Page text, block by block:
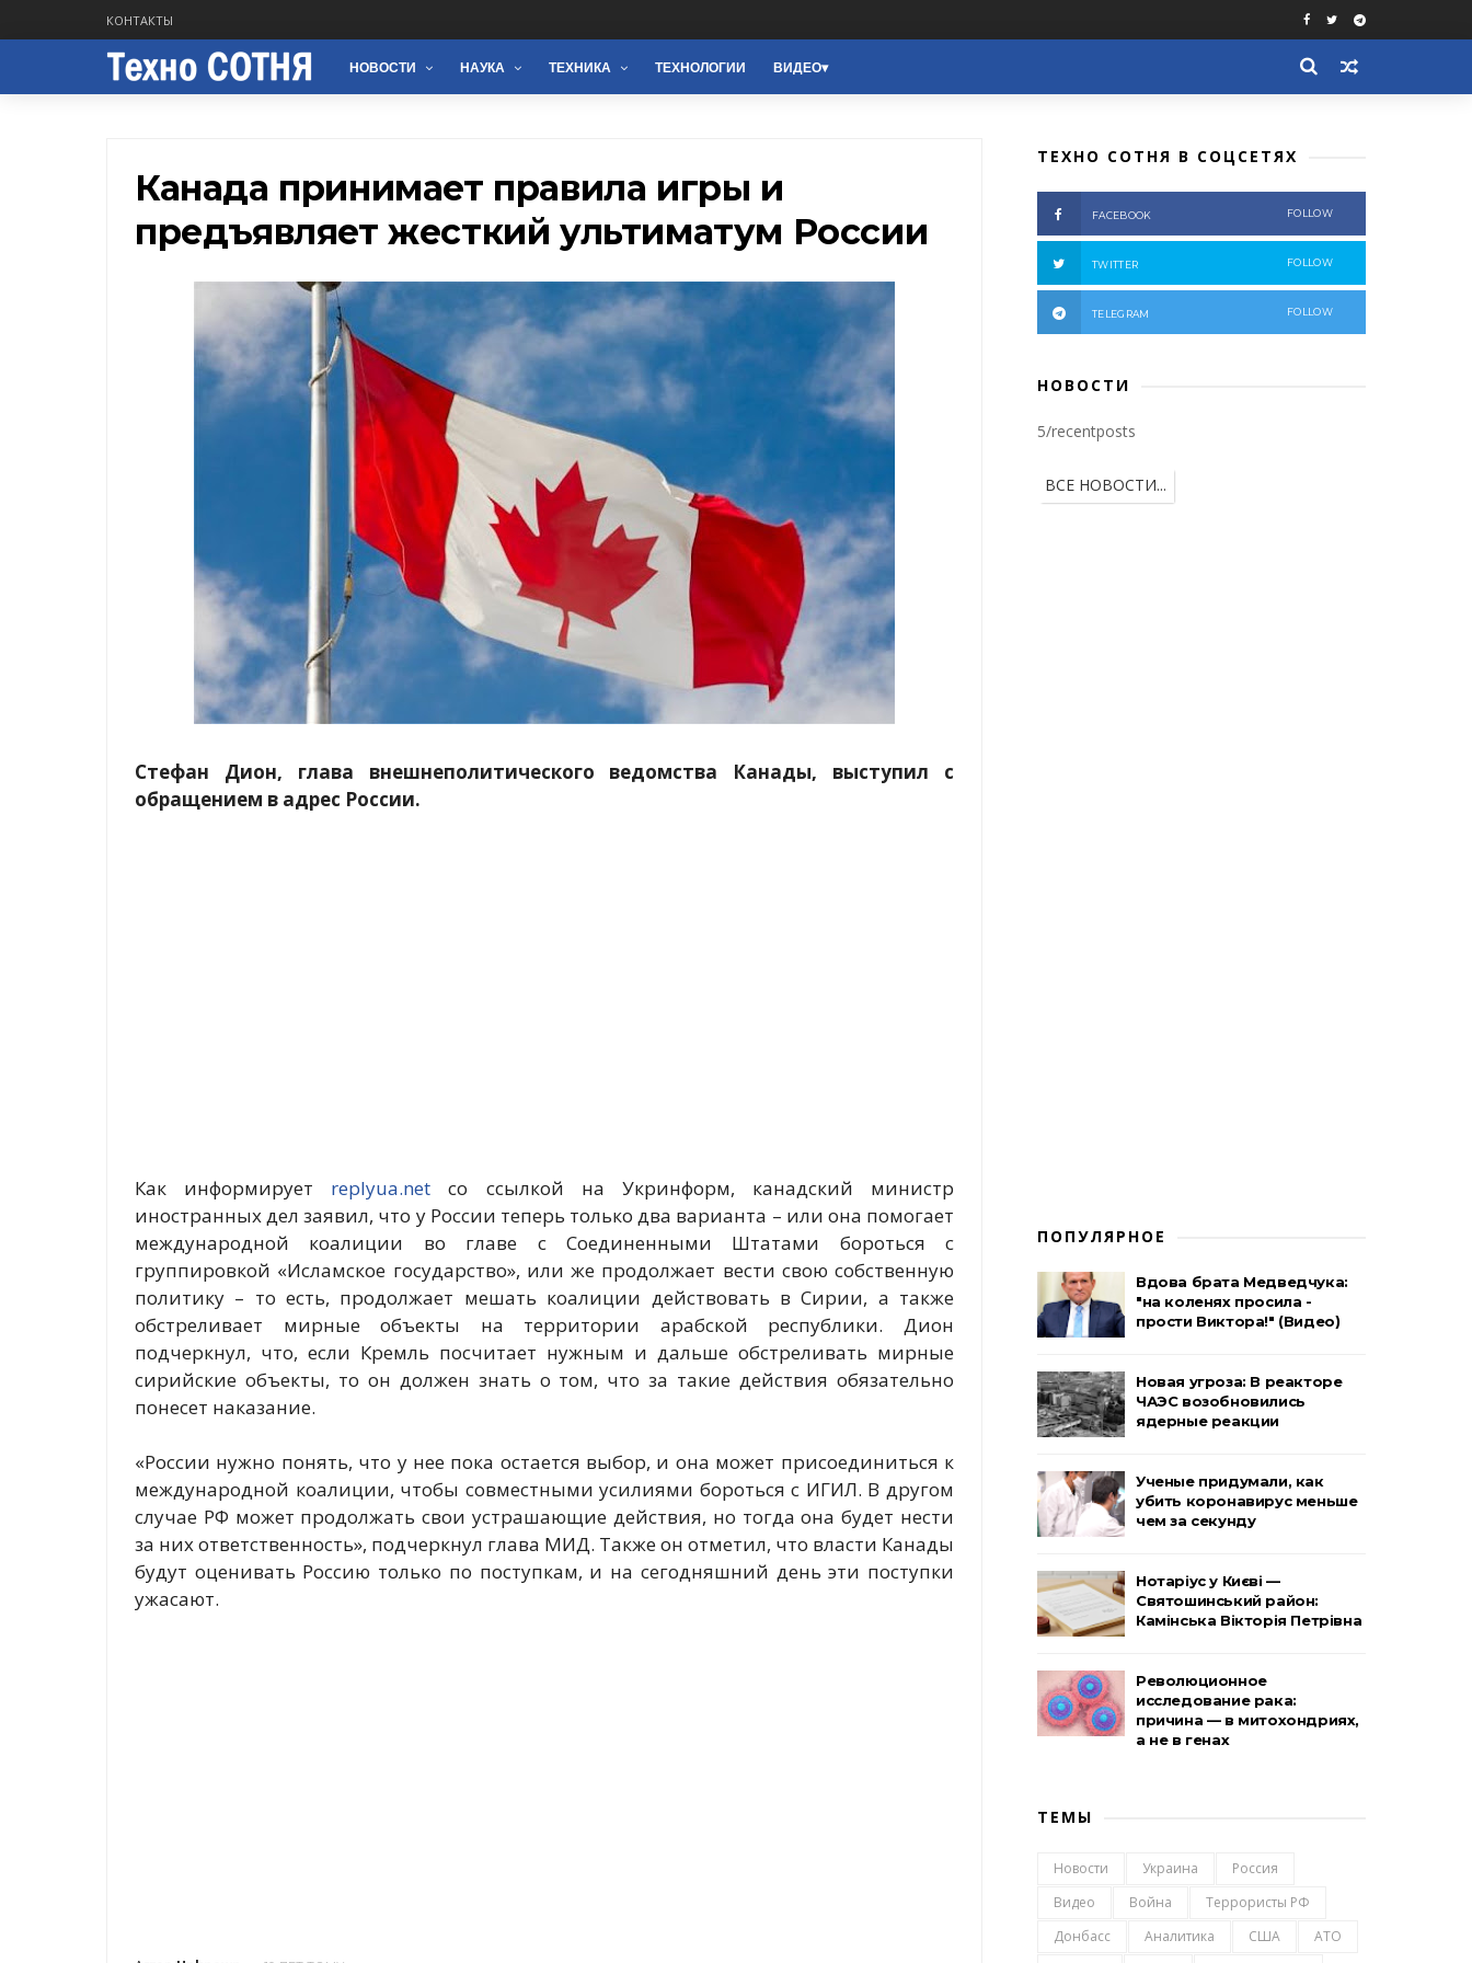
КОНТАКТЫ
НОВОСТИ НАУКА ТЕХНИКА ТЕХНОЛОГИИ ВИДЕО
Канада принимает правила игры и
предъявляет жесткий ультиматум России
Стефан Дион, глава внешнеполитического ведомства Канады, выступил с
обращением в адрес России.
Как информирует replyua.net со ссылкой на Укринформ, канадский министр
иностранных дел заявил, что у России теперь только два варианта – или она помогает
международной коалиции во главе с Соединенными Штатами бороться с
группировкой «Исламское государство», или же продолжает вести свою собственную
политику – то есть, продолжает мешать коалиции действовать в Сирии, а также
обстреливает мирные объекты на территории арабской республики. Дион
подчеркнул, что, если Кремль посчитает нужным и дальше обстреливать мирные
сирийские объекты, то он должен знать о том, что за такие действия обязательно
понесет наказание.
«России нужно понять, что у нее пока остается выбор, и она может присоединиться к
международной коалиции, чтобы совместными усилиями бороться с ИГИЛ. В другом
случае РФ может продолжать свои устрашающие действия, но тогда она будет нести
за них ответственность», подчеркнул глава МИД. Также он отметил, что власти Канады
будут оценивать Россию только по поступкам, и на сегодняшний день эти поступки
ужасают.
ТЕХНО СОТНЯ В СОЦСЕТЯХ
FACEBOOK FOLLOW
TWITTER FOLLOW
TELEGRAM FOLLOW
НОВОСТИ
5/recentposts
ВСЕ НОВОСТИ...
ПОПУЛЯРНОЕ
Вдова брата Медведчука:
"на коленях просила -
прости Виктора!" (Видео)
Новая угроза: В реакторе
ЧАЭС возобновились
ядерные реакции
Ученые придумали, как
убить коронавирус меньше
чем за секунду
Нотаріус у Києві —
Святошинський район:
Камінська Вікторія Петрівна
Революционное
исследование рака:
причина — в митохондриях,
а не в генах
ТЕМЫ
Новости Украина
Россия
Видео
Война
Террористы РФ
Донбасс
Аналитика США
АТО